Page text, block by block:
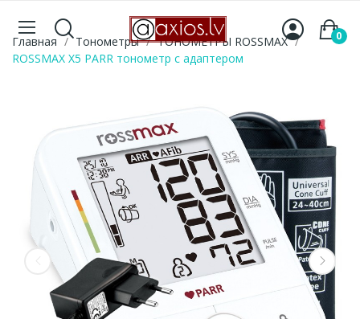
0
Главная Тонометры
ТОНОМЕТРЫ ROSSMAX
ROSSMAX X5 PARR тонометр с адаптером